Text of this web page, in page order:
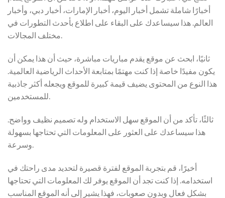
أخبارًا شاملة تشمل أخبار اليوم، أخبار الإمارات، أخبار دبي، وأخبار
العالم. هذا سيساعدك على البقاء على اطلاع بأحدث التطورات في
مختلف المجالات.
ثانيًا، ابحث عن موقع يقدم مباريات مباشرة، حيث أن هذا يمكن أن
يكون مفيدًا خاصة إذا كنت مهتمًا بمتابعة الأحداث الرياضية العالمية.
هذا النوع من المحتوى يضيف قيمة كبيرة للموقع ويجعله أكثر جاذبية
للمستخدمين.
ثالثًا، تأكد من أن الموقع سهل الاستخدام وله تصميم نظيف وواضح.
هذا سيساعدك على العثور على المعلومات التي تحتاجها بسهولة
وسرعة.
أخيرًا، قم بتجربة الموقع لفترة قصيرة لتحديد مدى راحتك في
استخدامه. إذا كنت تجد أن الموقع يوفر لك المعلومات التي تحتاجها
بشكل فعال وبدون صعوبات، فهذا يشير إلى أنه الموقع المناسب